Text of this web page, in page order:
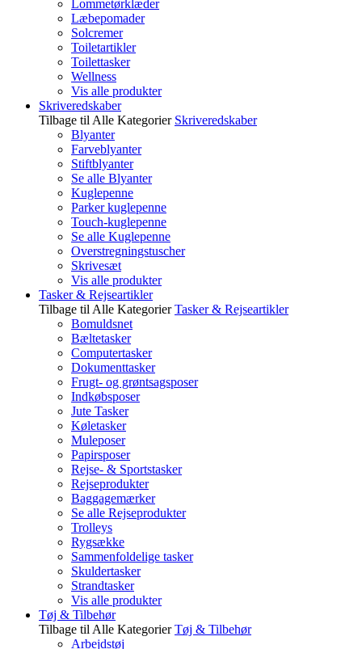
Lommetørklæder
Læbepomader
Solcremer
Toiletartikler
Toilettasker
Wellness
Vis alle produkter
Skriveredskaber
Tilbage til Alle Kategorier Skriveredskaber
Blyanter
Farveblyanter
Stiftblyanter
Se alle Blyanter
Kuglepenne
Parker kuglepenne
Touch-kuglepenne
Se alle Kuglepenne
Overstregningstuscher
Skrivesæt
Vis alle produkter
Tasker & Rejseartikler
Tilbage til Alle Kategorier Tasker & Rejseartikler
Bomuldsnet
Bæltetasker
Computertasker
Dokumenttasker
Frugt- og grøntsagsposer
Indkøbsposer
Jute Tasker
Køletasker
Muleposer
Papirsposer
Rejse- & Sportstasker
Rejseprodukter
Baggagemærker
Se alle Rejseprodukter
Trolleys
Rygsække
Sammenfoldelige tasker
Skuldertasker
Strandtasker
Vis alle produkter
Tøj & Tilbehør
Tilbage til Alle Kategorier Tøj & Tilbehør
Arbejdstøj